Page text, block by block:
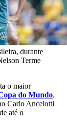
durante
Terme
o maior
do Mundo.
Carlo Ancelotti
até o